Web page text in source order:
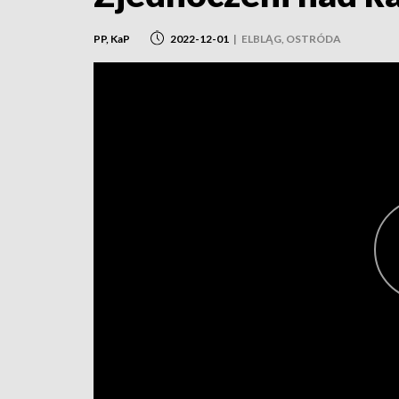
PP, KaP 2022-12-01 | ELBLĄG, OSTRÓDA